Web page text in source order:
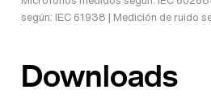
según: IEC 61938 | Medición de ruido
Downloads